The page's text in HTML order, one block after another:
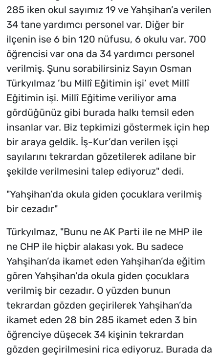
285 iken okul sayımız 19 ve Yahşihan’a verilen
34 tane yardımcı personel var. Diğer bir
ilçenin ise 6 bin 120 nüfusu, 6 okulu var. 700
öğrencisi var ona da 34 yardımcı personel
verilmiş. Şunu sorabilirsiniz Sayın Osman
Türkyılmaz ’bu Millî Eğitimin işi’ evet Millî
Eğitimin işi. Millî Eğitime veriliyor ama
gördüğünüz gibi burada halkı temsil eden
insanlar var. Biz tepkimizi göstermek için hep
bir araya geldik. İş-Kur’dan verilen işçi
sayılarını tekrardan gözetilerek adilane bir
şekilde verilmesini talep ediyoruz" dedi.
"Yahşihan’da okula giden çocuklara verilmiş
bir cezadır"
Türkyılmaz, "Bunu ne AK Parti ile ne MHP ile
ne CHP ile hiçbir alakası yok. Bu sadece
Yahşihan’da ikamet eden Yahşihan’da eğitim
gören Yahşihan’da okula giden çocuklara
verilmiş bir cezadır. O yüzden bunun
tekrardan gözden geçirilerek Yahşihan’da
ikamet eden 28 bin 285 ikamet eden 3 bin
öğrenciye düşecek 34 kişinin tekrardan
gözden geçirilmesini rica ediyoruz. Burada da